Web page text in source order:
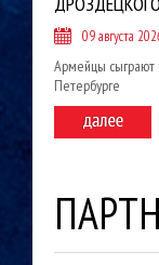
09 августа
Армейцы сыграют
Петербурге